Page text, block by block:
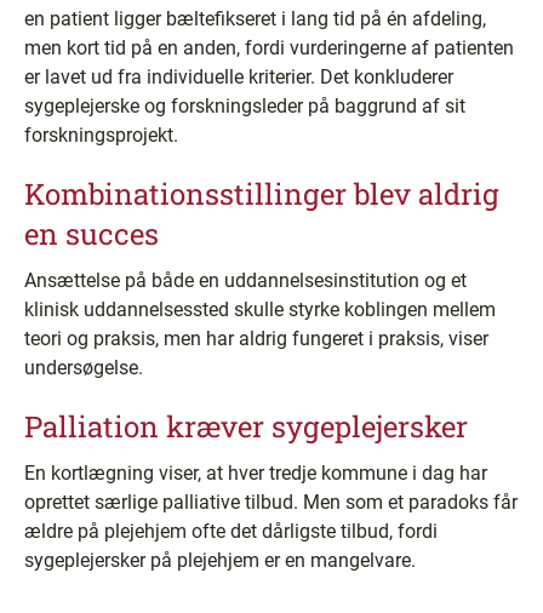
en patient ligger bæltefikseret i lang tid på én afdeling,
men kort tid på en anden, fordi vurderingerne af patienten
er lavet ud fra individuelle kriterier. Det konkluderer
sygeplejerske og forskningsleder på baggrund af sit
forskningsprojekt.
Kombinationsstillinger blev aldrig
en succes
Ansættelse på både en uddannelsesinstitution og et
klinisk uddannelsessted skulle styrke koblingen mellem
teori og praksis, men har aldrig fungeret i praksis, viser
undersøgelse.
Palliation kræver sygeplejersker
En kortlægning viser, at hver tredje kommune i dag har
oprettet særlige palliative tilbud. Men som et paradoks får
ældre på plejehjem ofte det dårligste tilbud, fordi
sygeplejersker på plejehjem er en mangelvare.